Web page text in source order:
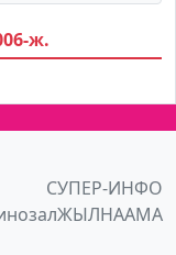
ж.
СУПЕР-ИНФО
ЖЫЛНААМА